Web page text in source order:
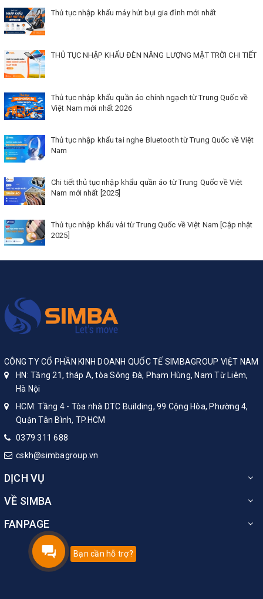
Thủ tục nhập khẩu máy hút bụi gia đình mới nhất
THỦ TỤC NHẬP KHẨU ĐÈN NĂNG LƯỢNG MẶT TRỜI CHI TIẾT
Thủ tục nhập khẩu quần áo chính ngạch từ Trung Quốc về
Việt Nam mới nhất 2026
Thủ tục nhập khẩu tai nghe Bluetooth từ Trung Quốc về Việt
Nam
Chi tiết thủ tục nhập khẩu quần áo từ Trung Quốc về Việt
Nam mới nhất [2025]
Thủ tục nhập khẩu vải từ Trung Quốc về Việt Nam [Cập nhật
2025]
CÔNG TY CỔ PHẦN KINH DOANH QUỐC TẾ SIMBAGROUP VIỆT NAM
HN: Tầng 21, tháp A, tòa Sông Đà, Phạm Hùng, Nam Từ Liêm,
Hà Nội
HCM: Tầng 4 - Tòa nhà DTC Building, 99 Cộng Hòa, Phường 4,
Quận Tân Bình, TP.HCM
0379 311 688
cskh@simbagroup.vn
DỊCH VỤ
VỀ SIMBA
FANPAGE
Bạn cần hỗ trợ?